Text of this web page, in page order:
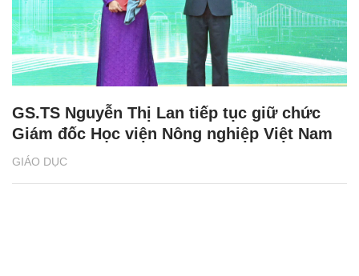
GIÁO DỤC
GS.TS Nguyễn Thị Lan tiếp tục giữ chức
Giám đốc Học viện Nông nghiệp Việt Nam